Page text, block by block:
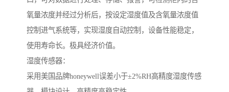
氧量浓度并经过分析后，按设定湿度值及含氧量浓度值
控制进气系统等，实现湿度自动控制，设备性能稳定，
使用寿命长。极具经济价值。
湿度传感器：
采用美国品牌honeywell误差小于±2%RH高精度湿度传感